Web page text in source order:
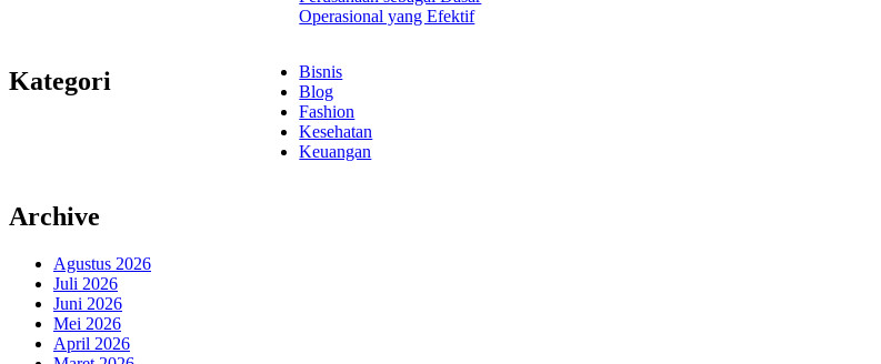
Operasional yang Efektif
Kategori
Bisnis
Blog
Fashion
Kesehatan
Keuangan
Archive
Agustus 2026
Juli 2026
Juni 2026
Mei 2026
April 2026